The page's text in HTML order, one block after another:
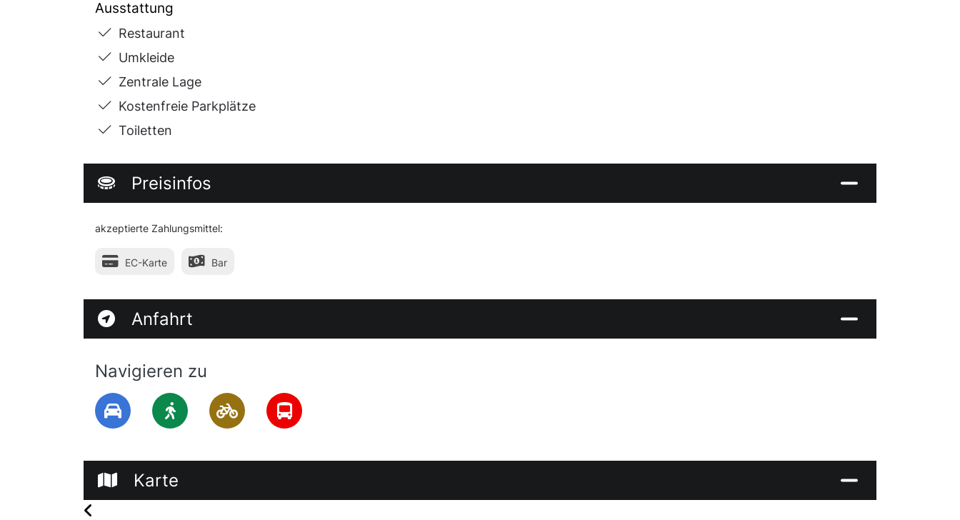
Ausstattung
Restaurant
Umkleide
Zentrale Lage
Kostenfreie Parkplätze
Toiletten
Preisinfos
akzeptierte Zahlungsmittel:
EC-Karte Bar
Anfahrt
Navigieren zu
Karte